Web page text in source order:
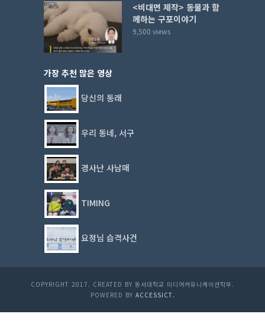
<비대면 제작> 동물과 함
께하는 구포이야기
9,500 views
가장 추천 많은 영상
당신의 동래
우리 동네, 서구
경사난 사남매
TIMING
요정님 습격사건
COPYRIGHT 2017. CREATED BY 동서대학교 미디어커뮤니케이션학부.
POWERED BY ACCESSICT.